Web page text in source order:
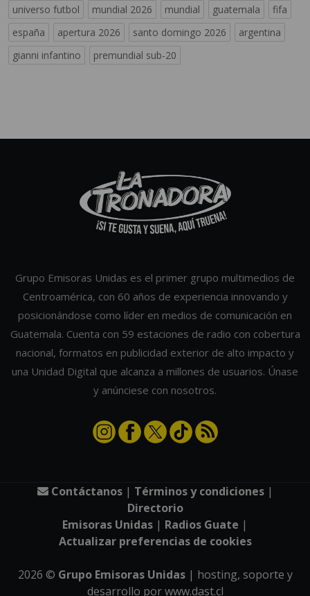
universo futbol mundial 2026 mundial guatemala
fifa
españa
apertura 2026 santo domingo 2026
argentina
gianni infantino
premundial sub-20
Grupo Emisoras Unidas es el primer grupo multimedios de
Centroamérica, con 60 años de experiencia innovando y
posicionándose como líder en medios de comunicación en
Guatemala. Cuenta con 59 estaciones de radio con cobertura
nacional, formatos en publicidad exterior de alto impacto y
una Unidad Digital que alcanza a millones de usuarios. Únase
y anúnciese con nosotros.
Contáctanos| Términos y condiciones|
Directorio
Emisoras Unidas | Radios Guate |
Actualizar preferencias de cookies
2026 © Grupo Emisoras Unidas| hosting, soporte y
desarrollo porwww.dast.cl